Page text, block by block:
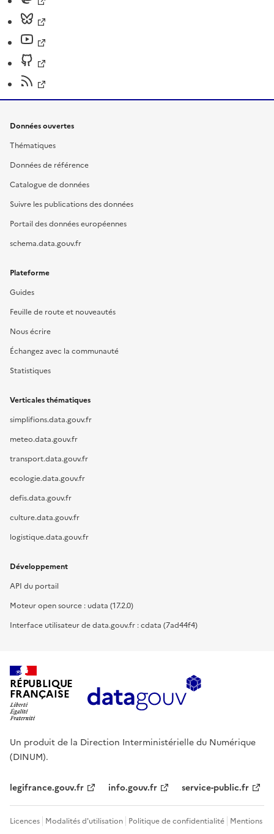
Données ouvertes
Thématiques
Données de référence
Catalogue de données
Suivre les publications des données
Portail des données européennes
schema.data.gouv.fr
Plateforme
Guides
Feuille de route et nouveautés
Nous écrire
Échangez avec la communauté
Statistiques
Verticales thématiques
simplifions.data.gouv.fr
meteo.data.gouv.fr
transport.data.gouv.fr
ecologie.data.gouv.fr
defis.data.gouv.fr
culture.data.gouv.fr
logistique.data.gouv.fr
Développement
API du portail
Moteur open source : udata (17.2.0)
Interface utilisateur de data.gouv.fr : cdata (7ad44f4)
RÉPUBLIQUE
FRANÇAISE
Un produit de la Direction Interministérielle du Numérique
(DINUM).
legifrance.gouv.fr info.gouv.fr service-public.fr
Licences Modalités d'utilisation Politique de confidentialité Mentions